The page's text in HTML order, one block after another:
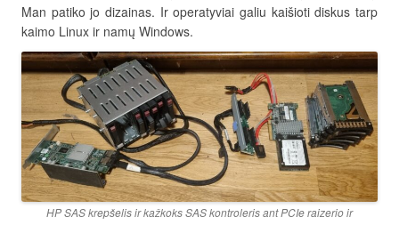
Man patiko jo dizainas. Ir operatyviai galiu kaišioti diskus tarp
kaimo Linux ir namų Windows.
HP SAS krepšelis ir kažkoks SAS kontroleris ant PCIe raizerio ir